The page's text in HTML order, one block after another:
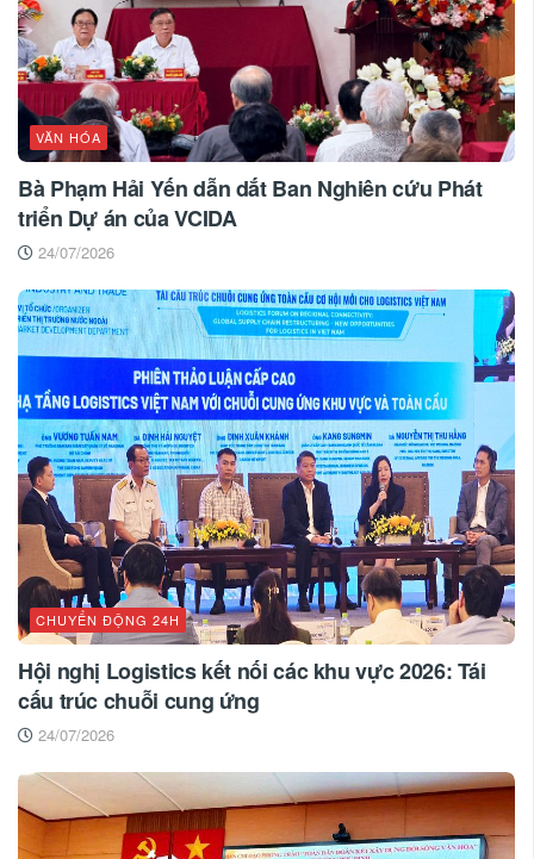
VĂN HÓA
Bà Phạm Hải Yến dẫn dắt Ban Nghiên cứu Phát
triển Dự án của VCIDA
24/07/2026
CHUYỂN ĐỘNG 24H
Hội nghị Logistics kết nối các khu vực 2026: Tái
cấu trúc chuỗi cung ứng
24/07/2026